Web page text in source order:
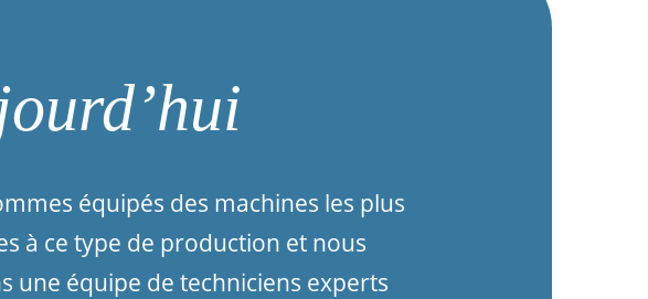
équipés des machines les plus
à ce type de production et nous
une équipe de techniciens experts